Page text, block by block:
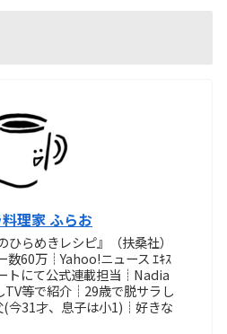
理家 ふらお
ひらめきレシピ』（扶桑社）
数60万┊Yahoo!ニュース ｴｷｽ
トにて公式連載担当┊Nadia
等で紹介┊29歳で脱サラし
(今31才、息子は小1)┊好きな